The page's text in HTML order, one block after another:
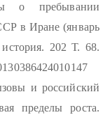
о пребывании
в Иране (январь
202 Т. 68.
и российский
пределы роста.